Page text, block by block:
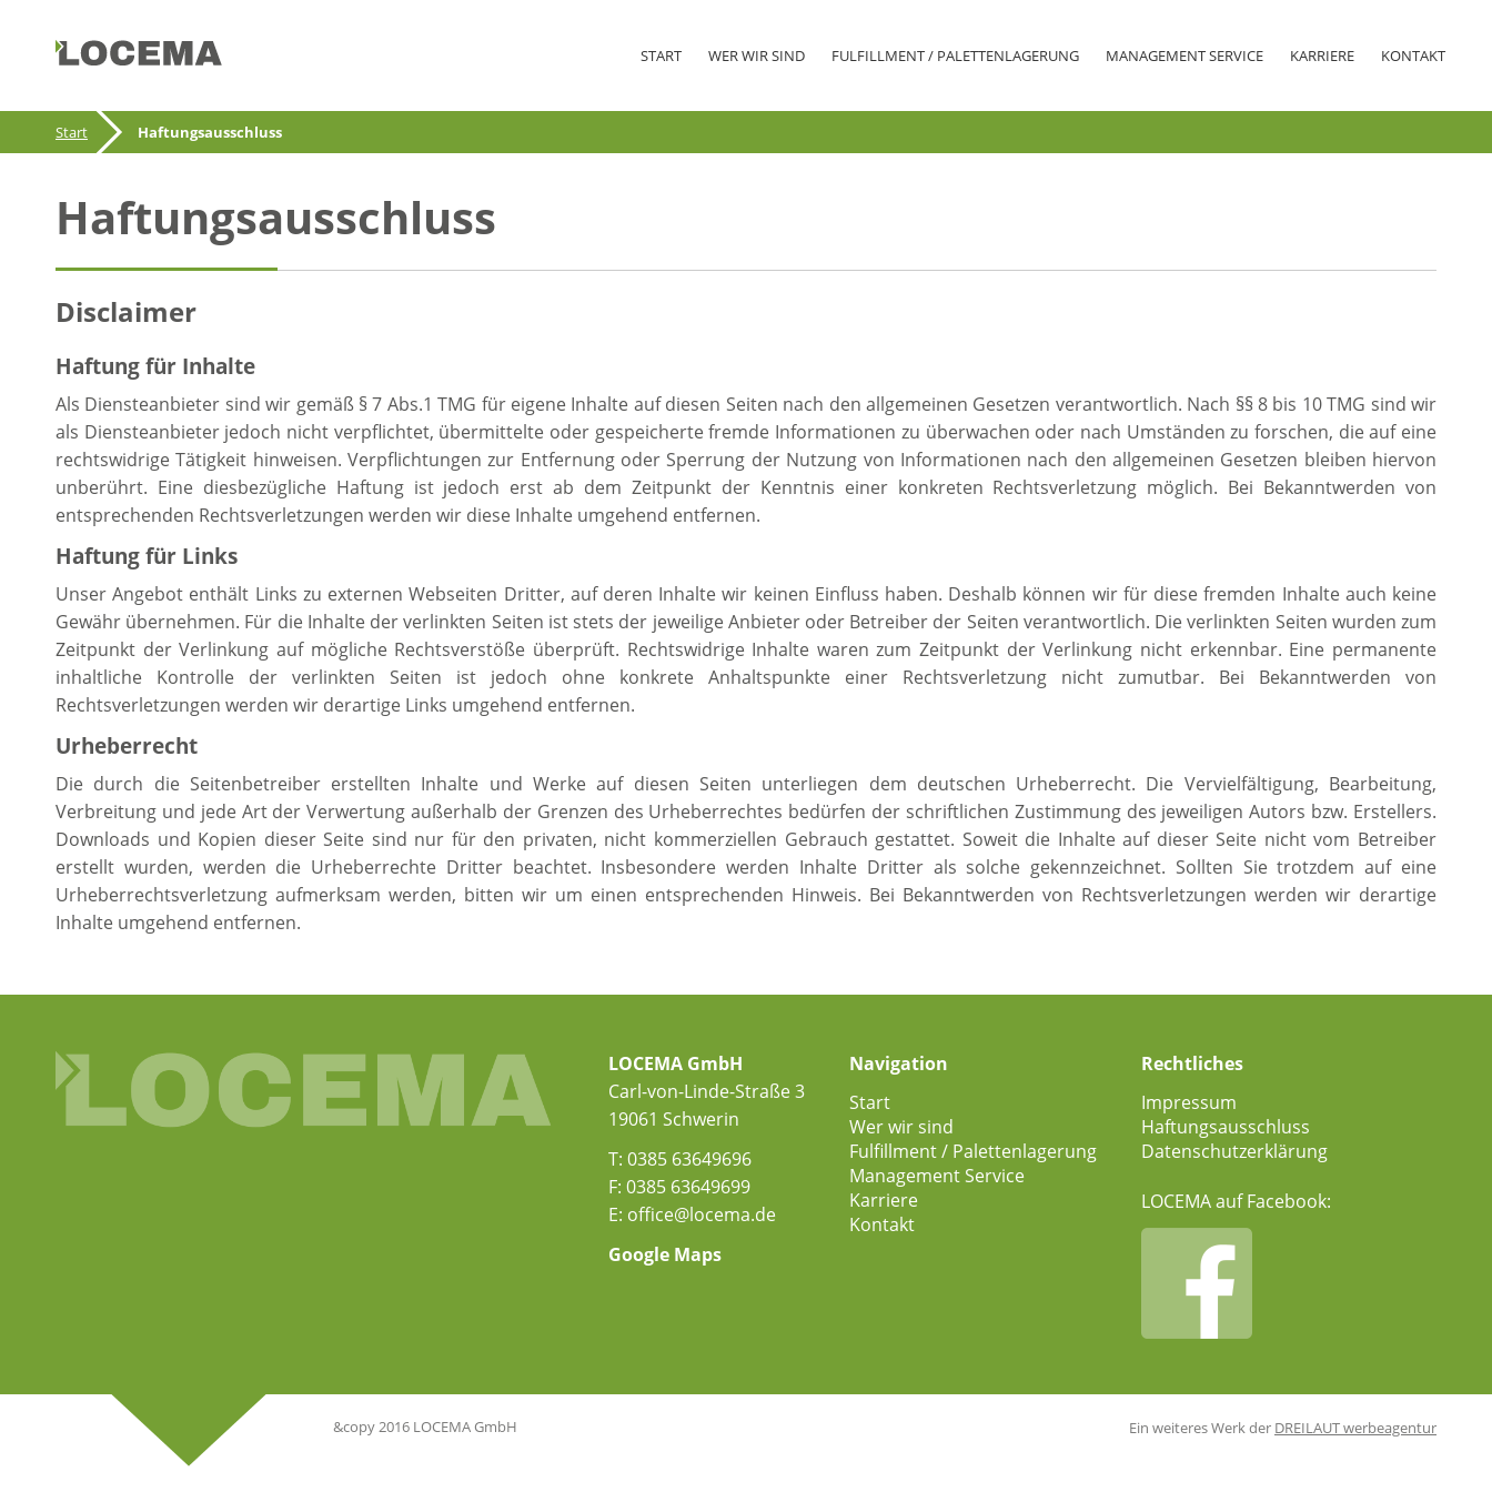
START WER WIR SIND FULFILLMENT / PALETTENLAGERUNG MANAGEMENT SERVICE KARRIERE KONTAKT
Start Haftungsausschluss
Haftungsausschluss
Disclaimer
Haftung für Inhalte
Als Diensteanbieter sind wir gemäß § 7 Abs.1 TMG für eigene Inhalte auf diesen Seiten nach den allgemeinen Gesetzen verantwortlich. Nach §§ 8 bis 10 TMG sind wir
als Diensteanbieter jedoch nicht verpflichtet, übermittelte oder gespeicherte fremde Informationen zu überwachen oder nach Umständen zu forschen, die auf eine
rechtswidrige Tätigkeit hinweisen. Verpflichtungen zur Entfernung oder Sperrung der Nutzung von Informationen nach den allgemeinen Gesetzen bleiben hiervon
unberührt. Eine diesbezügliche Haftung ist jedoch erst ab dem Zeitpunkt der Kenntnis einer konkreten Rechtsverletzung möglich. Bei Bekanntwerden von
entsprechenden Rechtsverletzungen werden wir diese Inhalte umgehend entfernen.
Haftung für Links
Unser Angebot enthält Links zu externen Webseiten Dritter, auf deren Inhalte wir keinen Einfluss haben. Deshalb können wir für diese fremden Inhalte auch keine
Gewähr übernehmen. Für die Inhalte der verlinkten Seiten ist stets der jeweilige Anbieter oder Betreiber der Seiten verantwortlich. Die verlinkten Seiten wurden zum
Zeitpunkt der Verlinkung auf mögliche Rechtsverstöße überprüft. Rechtswidrige Inhalte waren zum Zeitpunkt der Verlinkung nicht erkennbar. Eine permanente
inhaltliche Kontrolle der verlinkten Seiten ist jedoch ohne konkrete Anhaltspunkte einer Rechtsverletzung nicht zumutbar. Bei Bekanntwerden von
Rechtsverletzungen werden wir derartige Links umgehend entfernen.
Urheberrecht
Die durch die Seitenbetreiber erstellten Inhalte und Werke auf diesen Seiten unterliegen dem deutschen Urheberrecht. Die Vervielfältigung, Bearbeitung,
Verbreitung und jede Art der Verwertung außerhalb der Grenzen des Urheberrechtes bedürfen der schriftlichen Zustimmung des jeweiligen Autors bzw. Erstellers.
Downloads und Kopien dieser Seite sind nur für den privaten, nicht kommerziellen Gebrauch gestattet. Soweit die Inhalte auf dieser Seite nicht vom Betreiber
erstellt wurden, werden die Urheberrechte Dritter beachtet. Insbesondere werden Inhalte Dritter als solche gekennzeichnet. Sollten Sie trotzdem auf eine
Urheberrechtsverletzung aufmerksam werden, bitten wir um einen entsprechenden Hinweis. Bei Bekanntwerden von Rechtsverletzungen werden wir derartige
Inhalte umgehend entfernen.
LOCEMA GmbH
Carl-von-Linde-Straße 3
19061 Schwerin
T: 0385 63649696
F: 0385 63649699
E: office@locema.de
Google Maps
Navigation
Start
Wer wir sind
Fulfillment / Palettenlagerung
Management Service
Karriere
Kontakt
Rechtliches
Impressum
Haftungsausschluss
Datenschutzerklärung
LOCEMA auf Facebook:
&copy 2016 LOCEMA GmbH Ein weiteres Werk der DREILAUT werbeagentur